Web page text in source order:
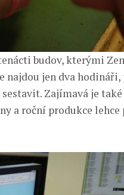
budov, kterými
najdou jen dva hodináři,
Zajímavá je také
a roční produkce lehce